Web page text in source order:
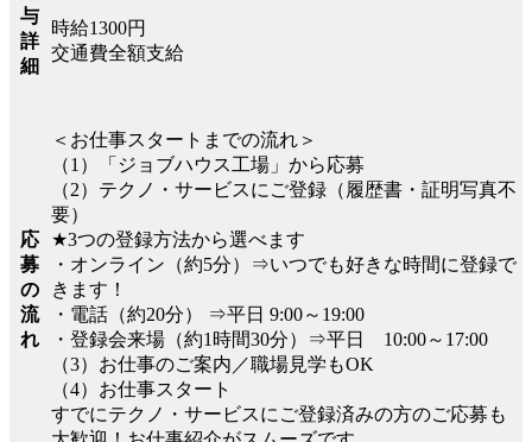
与
詳
細
時給1300円
交通費全額支給
応
募
の
流
れ
＜お仕事スタートまでの流れ＞
（1）「ジョブハウス工場」から応募
（2）テクノ・サービスにご登録（履歴書・証明写真不
要）
★3つの登録方法から選べます
・オンライン（約5分）⇒いつでも好きな時間に登録で
きます！
・電話（約20分） ⇒平日 9:00～19:00
・登録会来場（約1時間30分）⇒平日 10:00～17:00
（3）お仕事のご案内／職場見学もOK
（4）お仕事スタート
すでにテクノ・サービスにご登録済みの方のご応募も